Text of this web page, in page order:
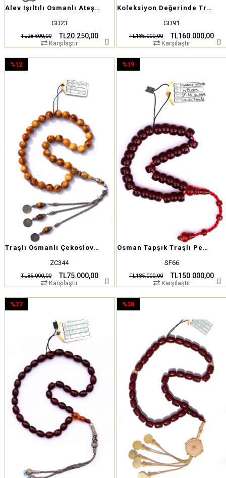
Alev Işıltılı Osmanlı Ateş Tesbih – Geçmişten Günümüze Zarafet
GD23
TL20.250,00
TL28.500,00
Karşılaştır
Koleksiyon Değerinde Traşlı Osmanlı Sıkma – Usta İşçilik Garantili
GD91
TL160.000,00
TL185.000,00
Karşılaştır
Traşlı Osmanlı Çekoslovak Tesbih
ZC344
TL75.000,00
TL85.000,00
%12
Karşılaştır
Osman Tapşık Traşlı Pembe Hamur Osmanlı Sıkma Kehribar
SF66
TL150.000,00
TL185.000,00
%19
%19İndirim
Karşılaştır
%37
%38